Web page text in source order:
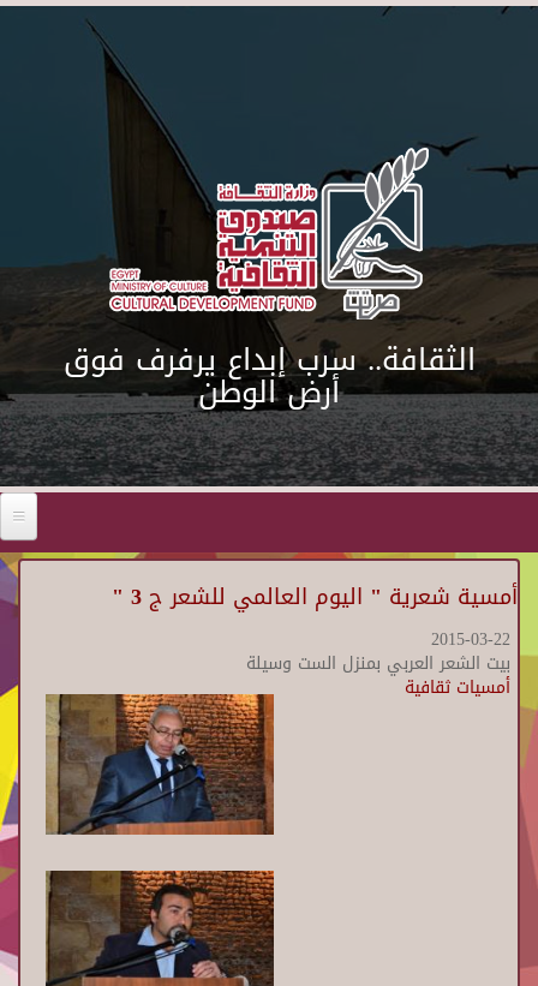
Skip to main content
الثقافة.. سرب إبداع يرفرف فوق
أرض الوطن
أمسية شعرية " اليوم العالمي للشعر ج 3 "
2015-03-22
بيت الشعر العربي بمنزل الست وسيلة
أمسيات ثقافية